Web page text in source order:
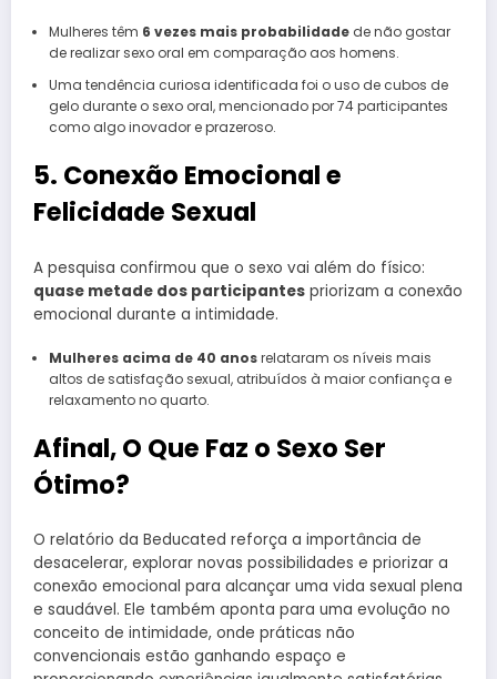
Mulheres têm 6 vezes mais probabilidadede não gostar
de realizar sexo oral em comparação aos homens.
Uma tendência curiosa identificada foi o uso de cubos de
gelo durante o sexo oral, mencionado por 74 participantes
como algo inovador e prazeroso.
5. Conexão Emocional e
Felicidade Sexual
A pesquisa confirmou que o sexo vai além do físico:
quase metade dos participantes priorizam a conexão
emocional durante a intimidade.
Mulheres acima de 40 anosrelataram os níveis mais
altos de satisfação sexual, atribuídos à maior confiança e
relaxamento no quarto.
Afinal, O Que Faz o Sexo Ser
Ótimo?
O relatório da Beducated reforça a importância de
desacelerar, explorar novas possibilidades e priorizar a
conexão emocional para alcançar uma vida sexual plena
e saudável. Ele também aponta para uma evolução no
conceito de intimidade, onde práticas não
convencionais estão ganhando espaço e